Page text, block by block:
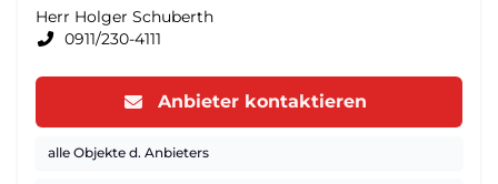
Herr Holger Schuberth
0911/230-4111
Anbieter kontaktieren
alle Objekte d. Anbieters